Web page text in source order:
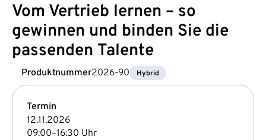
Vom Vertrieb lernen – so
gewinnen und binden Sie die
passenden Talente
Produktnummer2026-90 Hybrid
Termin
12.11.2026
09:00–16:30 Uhr